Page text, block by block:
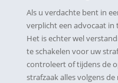
Als u verdachte bent in
verplicht een advocaat in
Het is echter wel
te schakelen voor uw
controleert of tijdens de
strafzaak alles volgens